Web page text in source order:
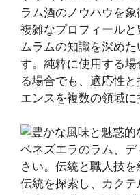
ラム酒のノウハウを象
複雑なプロフィール
ムラムの知識を深め
す。純粋に使用する
る場合でも、適応性
エンスを複数の領域に